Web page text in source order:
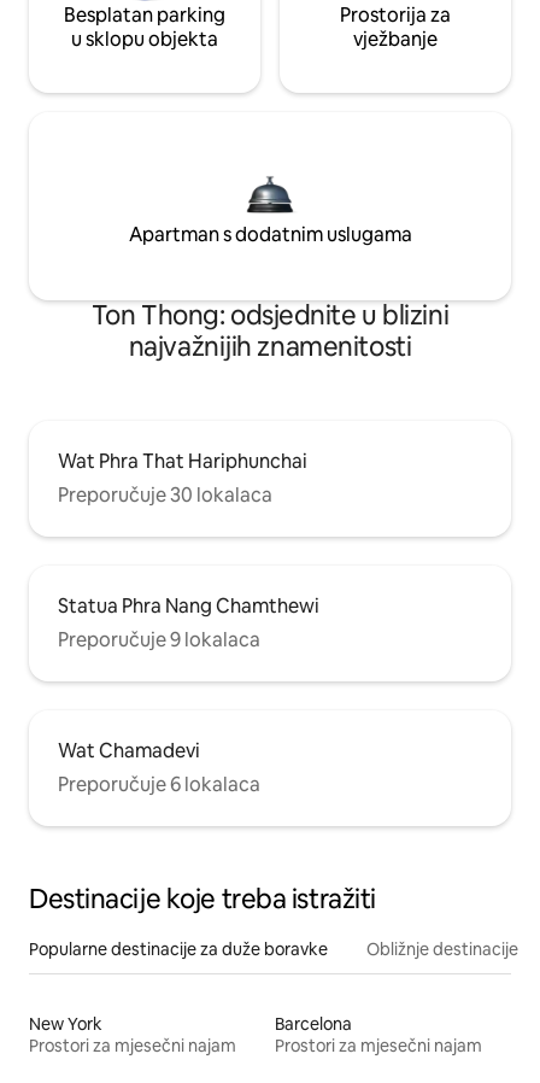
Besplatan parking
u sklopu objekta
Prostorija za
vježbanje
Apartman s dodatnim uslugama
Ton Thong: odsjednite u blizini
najvažnijih znamenitosti
Wat Phra That Hariphunchai
Preporučuje 30 lokalaca
Statua Phra Nang Chamthewi
Preporučuje 9 lokalaca
Wat Chamadevi
Preporučuje 6 lokalaca
Destinacije koje treba istražiti
Popularne destinacije za duže boravke Obližnje destinacije
New York
Prostori za mjesečni najam
Barcelona
Prostori za mjesečni najam